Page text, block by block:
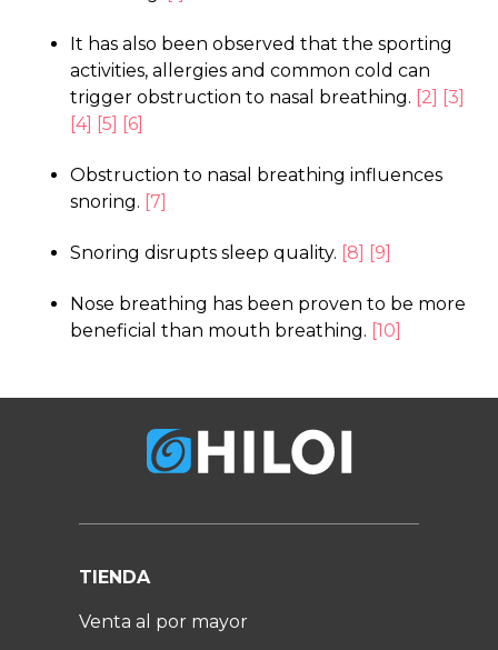
It has also been observed that the sporting
activities, allergies and common cold can
trigger obstruction to nasal breathing. [2] [3]
[4] [5] [6]
Obstruction to nasal breathing influences
snoring. [7]
Snoring disrupts sleep quality. [8] [9]
Nose breathing has been proven to be more
beneficial than mouth breathing. [10]
TIENDA
Venta al por mayor